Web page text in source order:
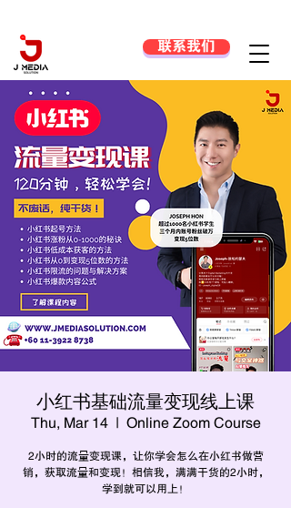
联系我们
小红书基础流量变现线上课
Thu, Mar 14
  |
Online Zoom Course
2小时的流量变现课，让你学会怎么在小红书做营
销，获取流量和变现！相信我，满满干货的2小时，
学到就可以用上！